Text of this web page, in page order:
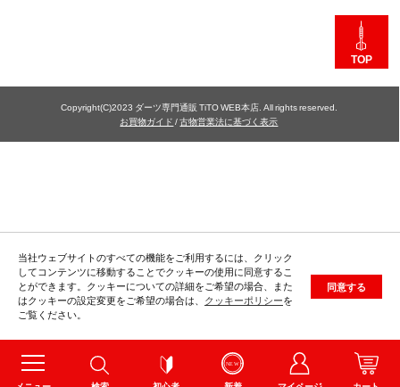
当社ウェブサイトのすべての機能をご利用するには、クリック
してコンテンツに移動することでクッキーの使用に同意するこ
とができます。クッキーについての詳細をご希望の場合、また
はクッキーの設定変更をご希望の場合は、 クッキーポリシーを
ご覧ください。
同意する
TOP
Copyright(C)2023 ダーツ専門通販 TiTO WEB本店. All rights reserved.
お買物ガイド /古物営業法に基づく表示